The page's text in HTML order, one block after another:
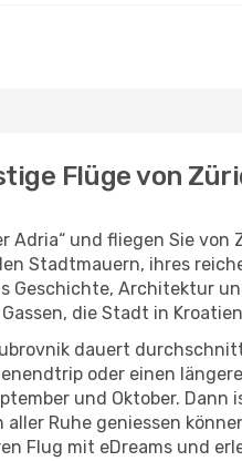
Flüge von
Adria“ und fliegen Sie
Stadtmauern, ihres
Geschichte, Architektur
die Stadt in
dauert
oder einen
und Oktober.
Ruhe geniessen
Flug mit eDreams und